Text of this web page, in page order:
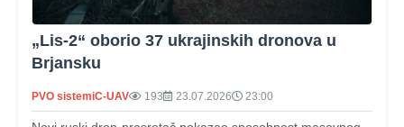
„Lis‑2“ oborio 37 ukrajinskih dronova u
Brjansku
PVO sistemiC-UAV 193 23.07.2026 23:00